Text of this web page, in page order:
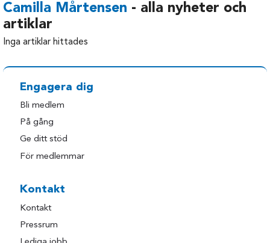
Camilla Mårtensen - alla nyheter och
artiklar
Inga artiklar hittades
Engagera dig
Bli medlem
På gång
Ge ditt stöd
För medlemmar
Kontakt
Kontakt
Pressrum